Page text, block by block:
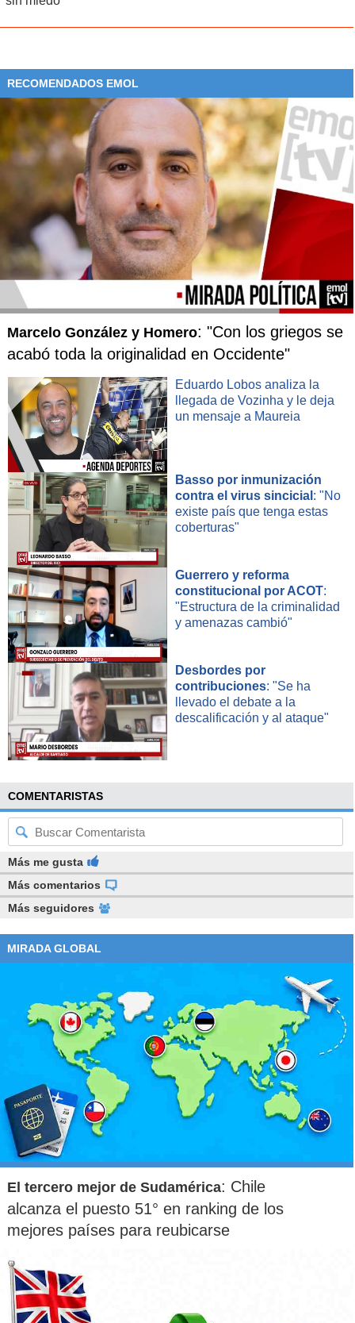
RECOMENDADOS EMOL
Marcelo González y Homero: "Con los griegos se
acabó toda la originalidad en Occidente"
Eduardo Lobos analiza la
llegada de Vozinha y le deja
un mensaje a Maureia
Basso por inmunización
contra el virus sincicial : "No
existe país que tenga estas
coberturas"
Guerrero y reforma
constitucional por ACOT:
"Estructura de la criminalidad
y amenazas cambió"
Desbordes por
contribuciones: "Se ha
llevado el debate a la
descalificación y al ataque"
COMENTARISTAS
Más me gusta
Más comentarios
Más seguidores
MIRADA GLOBAL
El tercero mejor de Sudamérica: Chile
alcanza el puesto 51° en ranking de los
mejores países para reubicarse